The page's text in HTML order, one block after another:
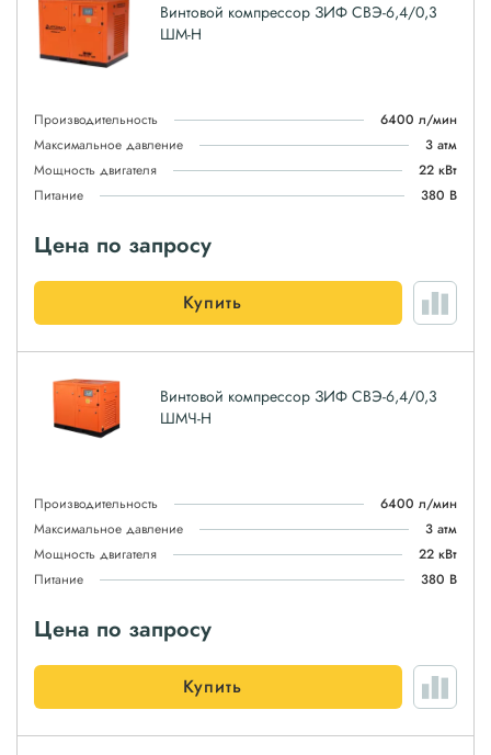
Винтовой компрессор ЗИФ СВЭ-6,4/0,3
ШМ-Н
Производительность
6400 л/мин
Максимальное давление
3 атм
Мощность двигателя
22 кВт
Питание
380 В
Цена по запросу
Купить
Винтовой компрессор ЗИФ СВЭ-6,4/0,3
ШМЧ-Н
Производительность
6400 л/мин
Максимальное давление
3 атм
Мощность двигателя
22 кВт
Питание
380 В
Цена по запросу
Купить